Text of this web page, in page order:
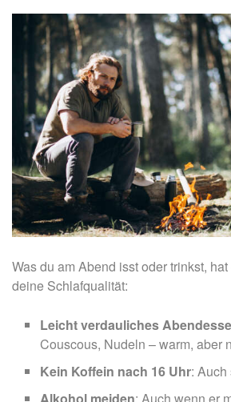
Was du am Abend isst oder trinkst,
deine Schlafqualität:
Leicht verdauliches
Couscous, Nudeln – warm, aber
Kein Koffein nach 16 Uhr:
Alkohol meiden: Auch wenn er